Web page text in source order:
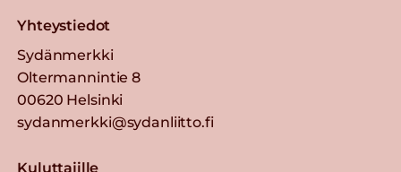
Yhteystiedot
Sydänmerkki
Oltermannintie 8
00620 Helsinki
sydanmerkki@sydanliitto.fi
Kuluttajille